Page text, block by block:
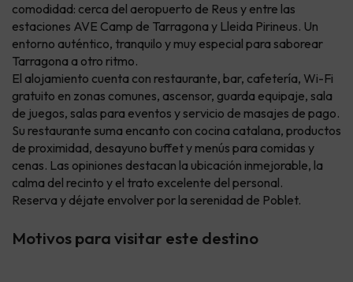
comodidad: cerca del aeropuerto de Reus y entre las
estaciones AVE Camp de Tarragona y Lleida Pirineus. Un
entorno auténtico, tranquilo y muy especial para saborear
Tarragona a otro ritmo.
El alojamiento cuenta con restaurante, bar, cafetería, Wi-Fi
gratuito en zonas comunes, ascensor, guarda equipaje, sala
de juegos, salas para eventos y servicio de masajes de pago.
Su restaurante suma encanto con cocina catalana, productos
de proximidad, desayuno buffet y menús para comidas y
cenas. Las opiniones destacan la ubicación inmejorable, la
calma del recinto y el trato excelente del personal.
Reserva y déjate envolver por la serenidad de Poblet.
Motivos para visitar este destino